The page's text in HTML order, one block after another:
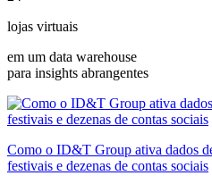
lojas virtuais
em um data warehouse
para insights abrangentes
Como o ID&T Group ativa dados
festivais e dezenas de contas sociais